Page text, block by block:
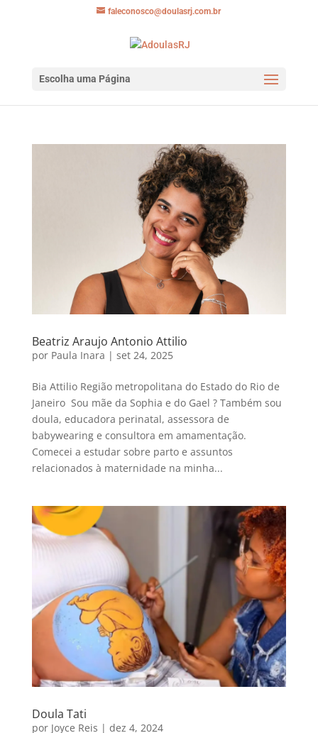
faleconosco@doulasrj.com.br
Escolha uma Página
Beatriz Araujo Antonio Attilio
por Paula Inara | set 24, 2025
Bia Attilio Região metropolitana do Estado do Rio de
Janeiro ​ Sou mãe da Sophia e do Gael ? Também sou
doula, educadora perinatal, assessora de
babywearing e consultora em amamentação.
Comecei a estudar sobre parto e assuntos
relacionados à maternidade na minha...
Doula Tati
por Joyce Reis | dez 4, 2024